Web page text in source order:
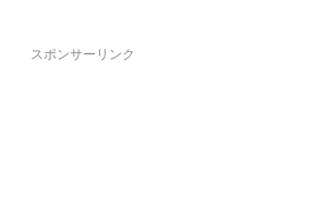
スポンサーリンク